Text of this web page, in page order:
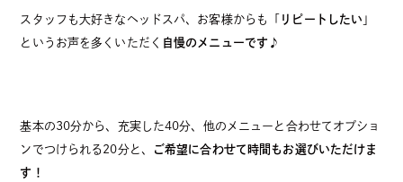
スタッフも大好きなヘッドスパ、お客様からも「 リピートしたい 」
というお声を多くいただく 自慢のメニューです♪
基本の30分から、充実した40分、他のメニューと合わせてオプショ
ンでつけられる20分と、
ご希望に合わせて時間もお選びいただけま
す！